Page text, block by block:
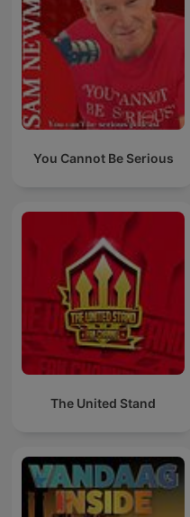
You Cannot Be Serious
The United Stand